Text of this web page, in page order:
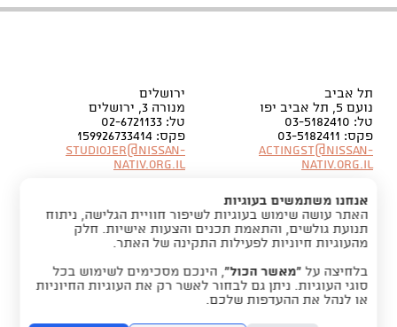
תל אביב
נועם 5, תל אביב יפו
טל: 03-5182410
פקס: 03-5182411
Actingst@nissan-
nativ.org.il
ירושלים
מנורה 3, ירושלים
טל: 02-6721133
פקס: 159926733414
Studiojer@nissan-
nativ.org.il
אנחנו משתמשים בעוגיות
האתר עושה שימוש בעוגיות לשיפור חוויית הגלישה, ניתוח
תנועת גולשים, והתאמת תכנים והצעות אישיות. חלק
מהעוגיות חיוניות לפעילות התקינה של האתר.
בלחיצה על “מאשר הכול”, הינכם מסכימים לשימוש בכל
סוגי העוגיות. ניתן גם לבחור לאשר רק את העוגיות החיוניות
או לנהל את ההעדפות שלכם.